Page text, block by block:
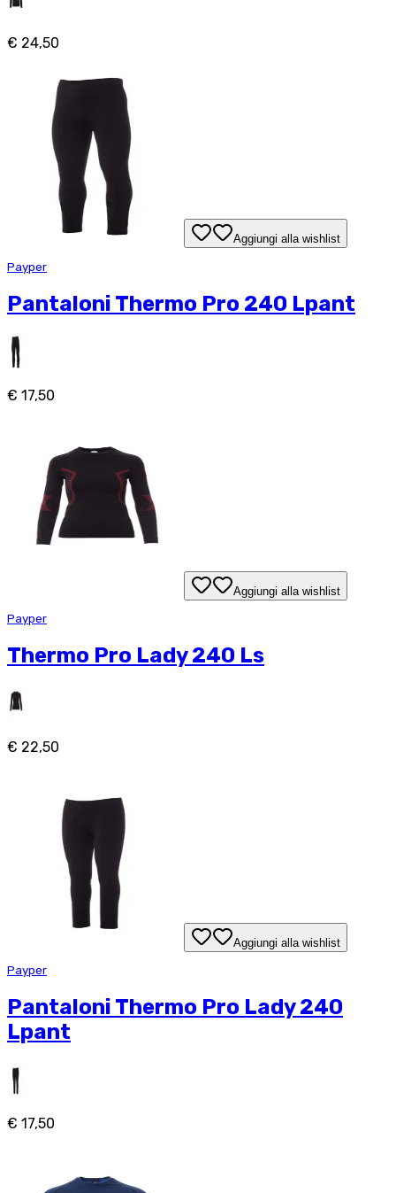
€ 24,50
Aggiungi alla wishlist
Payper
Pantaloni Thermo Pro 240 Lpant
€ 17,50
Aggiungi alla wishlist
Payper
Thermo Pro Lady 240 Ls
€ 22,50
Aggiungi alla wishlist
Payper
Pantaloni Thermo Pro Lady 240
Lpant
€ 17,50